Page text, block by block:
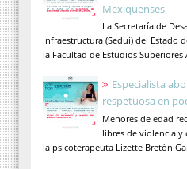
Mexiquenses
La Secretaría de
Infraestructura (Sedui) del Estado
la Facultad de Estudios Superiores
Especialista
respetuosa en
Menores de edad
libres de violencia y
la psicoterapeuta Lizette Bretón